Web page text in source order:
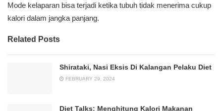
Mode kelaparan bisa terjadi ketika tubuh tidak menerima cukup
kalori dalam jangka panjang.
Related Posts
Shirataki, Nasi Eksis Di Kalangan Pelaku Diet
FEBRUARY 29, 2024
Diet Talks: Menghitung Kalori Makanan